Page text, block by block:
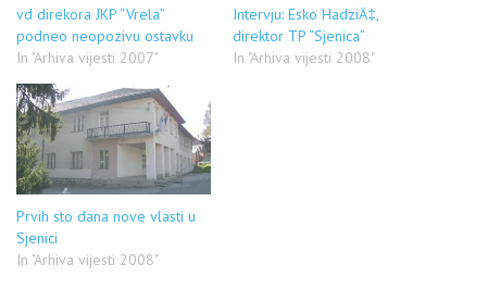
vd direkora JKP “Vrela”
podneo neopozivu ostavku
In "Arhiva vijesti 2007"
Intervju: Esko HadziÄ‡,
direktor TP “Sjenica”
In "Arhiva vijesti 2008"
Prvih sto dana nove vlasti u
Sjenici
In "Arhiva vijesti 2008"